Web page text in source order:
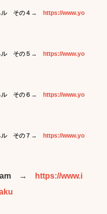
ネル その４→ https://www.yo
ネル その５→ https://www.yo
ネル その６→ https://www.yo
ネル その７→ https://www.yo
→
https://www.i